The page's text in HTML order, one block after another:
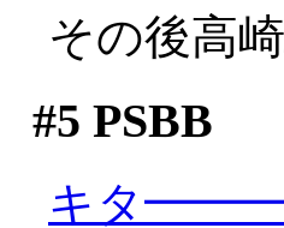
その後高
#5 PSBB
キタ